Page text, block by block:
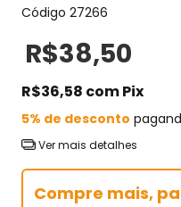
Código 27266
R$38,50
R$36,58 comPix
5% de desconto
Ver mais detalhes
Compre mais,